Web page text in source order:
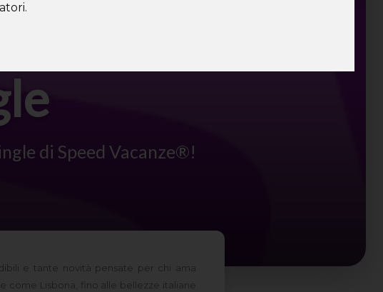
di Speed Vacanze®!
e tante novità pensate per chi ama
come Lisbona, fino alle bellezze italiane